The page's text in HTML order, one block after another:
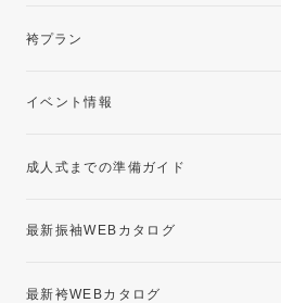
レンタルプラン
袴プラン
卒業袴レンタルプラン
イベント情報
成人式までの準備ガイド
最新振袖WEBカタログ
最新袴WEBカタログ